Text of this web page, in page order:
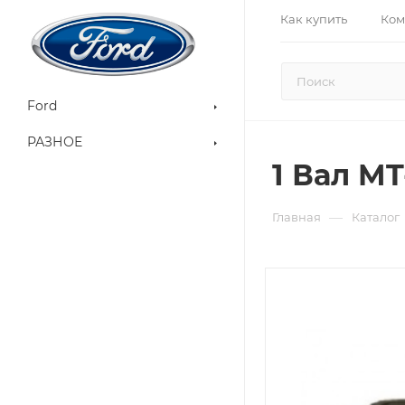
Как купить
Ford
РАЗНОЕ
1 Вал
Главная — Каталог